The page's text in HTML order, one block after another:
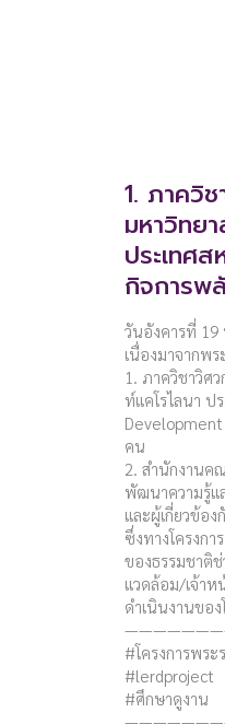
1. ภาควิ
มหาวิทยา
ประเทศ
กิจการพ
วันอังคารที่ 19
เนื่องมาจากพ
1. ภาควิชาวิศ
ท์แคโรไลนา ป
คน
2. สำนักงานค
พัฒนาความรู้แ
และผู้เกี่ยวข้อ
ซึ่งทางโครงกา
ของธรรมชาติ
แวดล้อม/เจ้า
ดำเนินงานขอ
#โครงการพร
#lerdproject
#ศึกษาดูงาน